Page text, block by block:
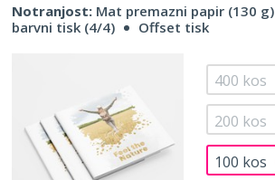
Notranjost: Mat premazni papir (130 g)
barvni tisk (4/4)
Offset tisk
100 kos
200 kos
400 kos